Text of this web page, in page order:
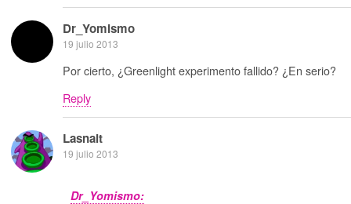
Dr_Yomismo
19 julio 2013
Por cierto, ¿Greenlight experimento fallido? ¿En serio?
Reply
Lasnait
19 julio 2013
Dr_Yomismo: